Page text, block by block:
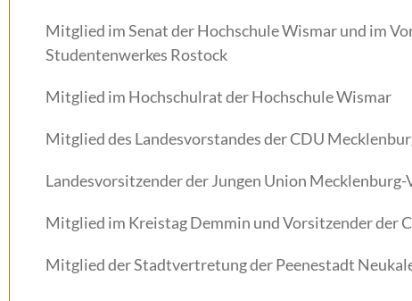
Mitglied im Senat der Hochschule Wismar und im
Studentenwerkes Rostock
Mitglied im Hochschulrat der Hochschule Wismar
Mitglied des Landesvorstandes der CDU
Landesvorsitzender der Jungen Union
Mitglied im Kreistag Demmin und Vorsitzender der
Mitglied der Stadtvertretung der Peenestadt